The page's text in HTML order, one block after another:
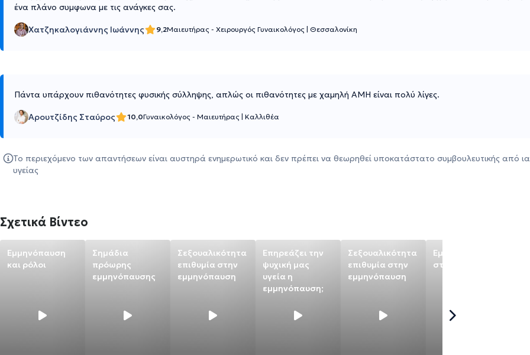
ένα πλάνο συμφωνα με τις ανάγκες σας.
Χατζηκαλογιάννης Ιωάννης 9,2Μαιευτήρας - Χειρουργός Γυναικολόγος Θεσσαλονίκη
Πάντα υπάρχουν πιθανότητες φυσικής σύλληψης, απλώς οι πιθανότητες με χαμηλή ΑΜΗ είναι πολύ λίγες.
Αρουτζίδης Σταύρος 10,0Γυναικολόγος - Μαιευτήρας Καλλιθέα
Το περιεχόμενο των απαντήσεων είναι αυστηρά ενημερωτικό και δεν πρέπει να θεωρηθεί υποκατάστατο συμβουλευτικής από
υγείας
Σχετικά Βίντεο
Εμμηνόπαυση
και ρόλοι
Σημάδια
πρόωρης
εμμηνόπαυσης
Σεξουαλικότητα
επιθυμία στην
εμμηνόπαυση
Επηρεάζει την
ψυχική μας
υγεία η
εμμηνόπαυση;
Σεξουαλικότητα
επιθυμία στην
εμμηνόπαυση
Εμμηνόπαυση
στα 35; γίνεται!